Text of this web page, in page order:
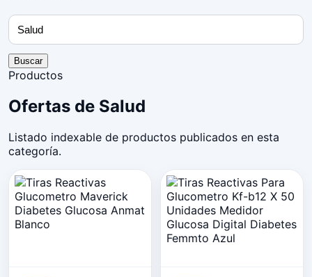
Buscar
Productos
Ofertas de Salud
Listado indexable de productos publicados en esta
categoría.